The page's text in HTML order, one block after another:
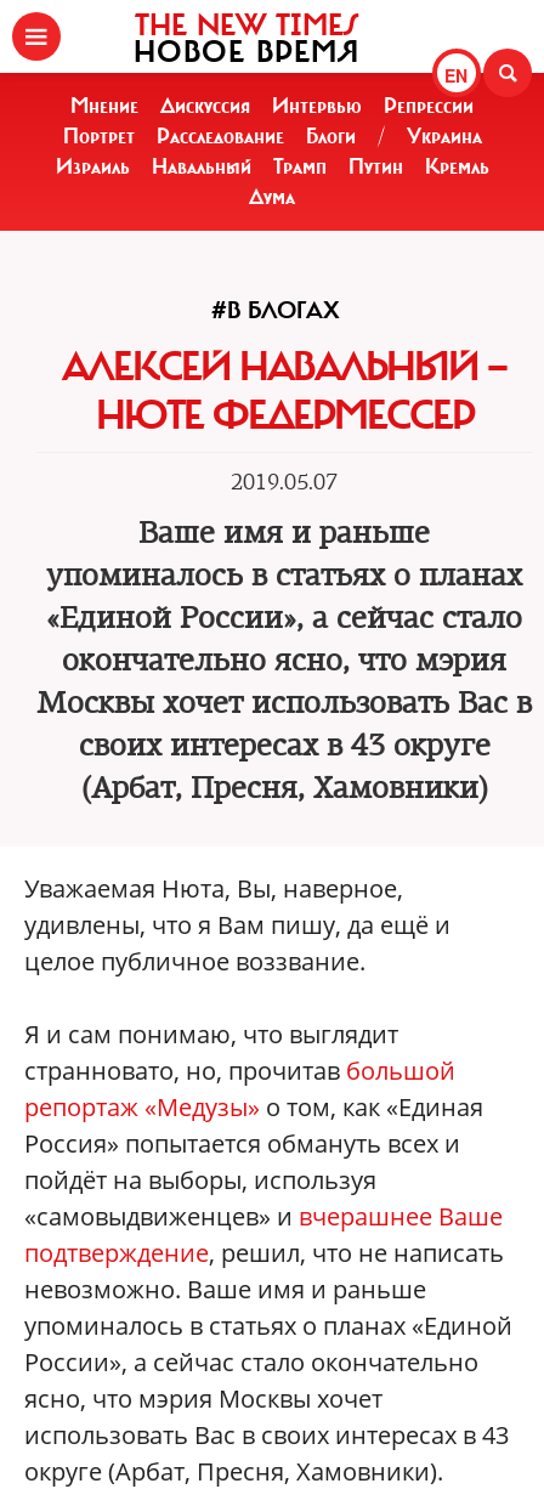
EN
THE NEW TIMES
НОВОЕ ВРЕМЯ
Мнение Дискуссия Интервью
Репрессии
Портрет
Расследование Блоги /
Украина
Израиль
Навальный Трамп Путин
Кремль
Дума
#В БЛОГАХ
АЛЕКСЕЙ НАВАЛЬНЫЙ —
НЮТЕ ФЕДЕРМЕССЕР
2019.05.07
Ваше имя и раньше
упоминалось в статьях о планах
«Единой России», а сейчас стало
окончательно ясно, что мэрия
Москвы хочет использовать Вас в
своих интересах в 43 округе
(Арбат, Пресня, Хамовники)
Уважаемая Нюта, Вы, наверное,
удивлены, что я Вам пишу, да ещё и
целое публичное воззвание.
Я и сам понимаю, что выглядит
странновато, но, прочитав большой
репортаж «Медузы» о том, как «Единая
Россия» попытается обмануть всех и
пойдёт на выборы, используя
«самовыдвиженцев» и вчерашнее Ваше
подтверждение, решил, что не написать
невозможно. Ваше имя и раньше
упоминалось в статьях о планах «Единой
России», а сейчас стало окончательно
ясно, что мэрия Москвы хочет
использовать Вас в своих интересах в 43
округе (Арбат, Пресня, Хамовники).